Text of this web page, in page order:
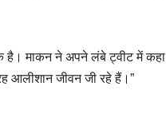
माकन ने अपने लंबे ट्वीट में
आलीशान जीवन जी रहे हैं।”